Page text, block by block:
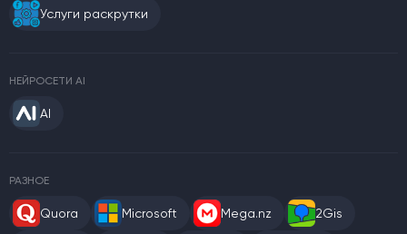
Услуги раскрутки
НЕЙРОСЕТИ AI
AI
РАЗНОЕ
Quora Microsoft Mega.nz 2Gis